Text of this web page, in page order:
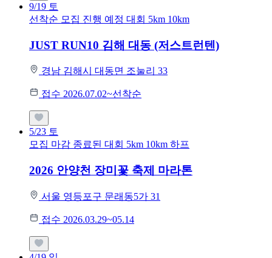
9/19 토
선착순 모집 진행 예정 대회 5km 10km
JUST RUN10 김해 대동 (저스트런텐)
경남 김해시 대동면 조눌리 33
접수 2026.07.02~선착순
5/23 토
모집 마감 종료된 대회 5km 10km 하프
2026 안양천 장미꽃 축제 마라톤
서울 영등포구 문래동5가 31
접수 2026.03.29~05.14